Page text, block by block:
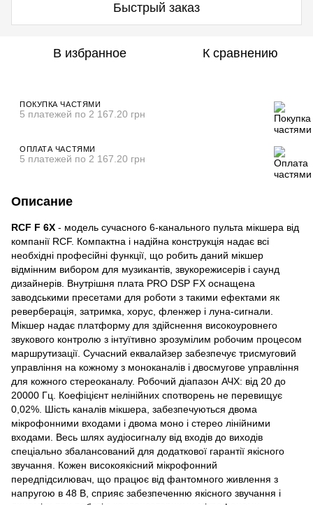
Быстрый заказ
В избранное К сравнению
ПОКУПКА ЧАСТЯМИ
5 платежей по 2 167.20 грн
ОПЛАТА ЧАСТЯМИ
5 платежей по 2 167.20 грн
Описание
RCF F 6X - модель сучасного 6-канального пульта мікшера від
компанії RCF. Компактна і надійна конструкція надає всі
необхідні професійні функції, що робить даний мікшер
відмінним вибором для музикантів, звукорежисерів і саунд
дизайнерів. Внутрішня плата PRO DSP FX оснащена
заводськими пресетами для роботи з такими ефектами як
реверберація, затримка, хорус, фленжер і луна-сигнали.
Мікшер надає платформу для здійснення високоуровнего
звукового контролю з інтуїтивно зрозумілим робочим процесом
маршрутизації. Сучасний еквалайзер забезпечує трисмуговий
управління на кожному з моноканалів і двосмугове управління
для кожного стереоканалу. Робочий діапазон АЧХ: від 20 до
20000 Гц. Коефіцієнт нелінійних спотворень не перевищує
0,02%. Шість каналів мікшера, забезпечуються двома
мікрофонними входами і двома моно і стерео лінійними
входами. Весь шлях аудіосигналу від входів до виходів
спеціально збалансований для додаткової гарантії якісного
звучання. Кожен високоякісний мікрофонний
передпідсилювач, що працює від фантомного живлення з
напругою в 48 В, сприяє забезпеченню якісного звучання і